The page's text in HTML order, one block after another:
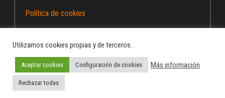
Política de cookies
Funciona gracias a
Utilizamos cookies propias y de terceros.
Aceptar cookies Configuración de cookies Más información
Rechazar todas